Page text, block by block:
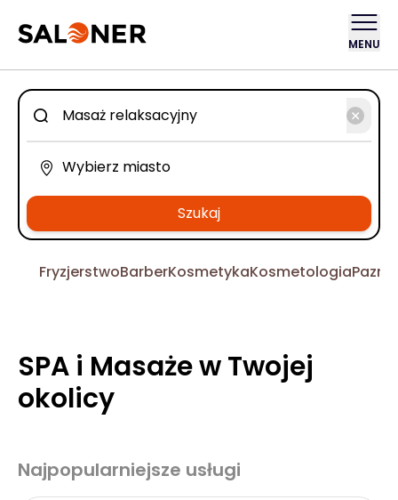
MENU
Szukaj
FryzjerstwoBarberKosmetykaKosmetologia
SPA i Masaże w Twojej
okolicy
Najpopularniejsze usługi